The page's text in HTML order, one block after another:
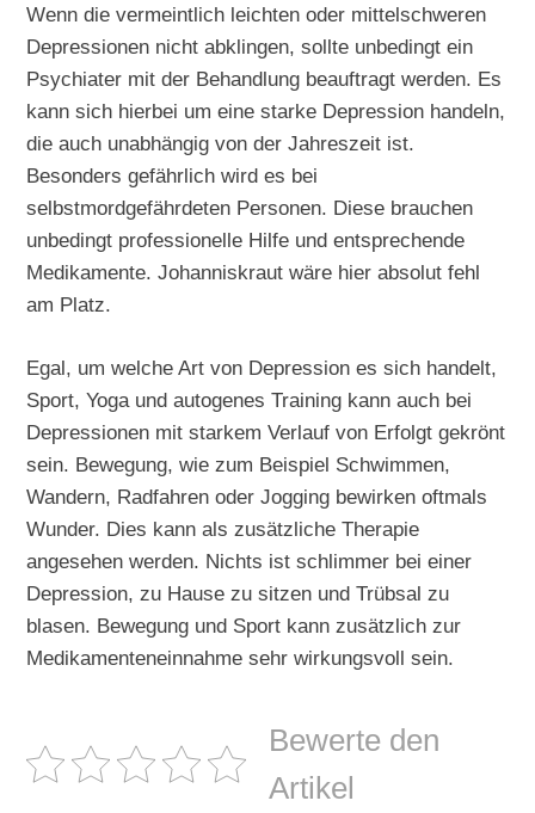
Wenn die vermeintlich leichten oder mittelschweren
Depressionen nicht abklingen, sollte unbedingt ein
Psychiater mit der Behandlung beauftragt werden. Es
kann sich hierbei um eine starke Depression handeln,
die auch unabhängig von der Jahreszeit ist.
Besonders gefährlich wird es bei
selbstmordgefährdeten Personen. Diese brauchen
unbedingt professionelle Hilfe und entsprechende
Medikamente. Johanniskraut wäre hier absolut fehl
am Platz.
Egal, um welche Art von Depression es sich handelt,
Sport, Yoga und autogenes Training kann auch bei
Depressionen mit starkem Verlauf von Erfolgt gekrönt
sein. Bewegung, wie zum Beispiel Schwimmen,
Wandern, Radfahren oder Jogging bewirken oftmals
Wunder. Dies kann als zusätzliche Therapie
angesehen werden. Nichts ist schlimmer bei einer
Depression, zu Hause zu sitzen und Trübsal zu
blasen. Bewegung und Sport kann zusätzlich zur
Medikamenteneinnahme sehr wirkungsvoll sein.
Bewerte den
Artikel